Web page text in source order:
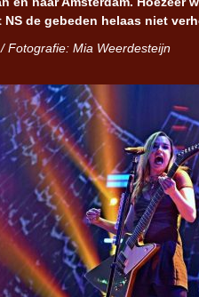
de gebeden helaas niet
Fotografie: Mia Weerdesteijn